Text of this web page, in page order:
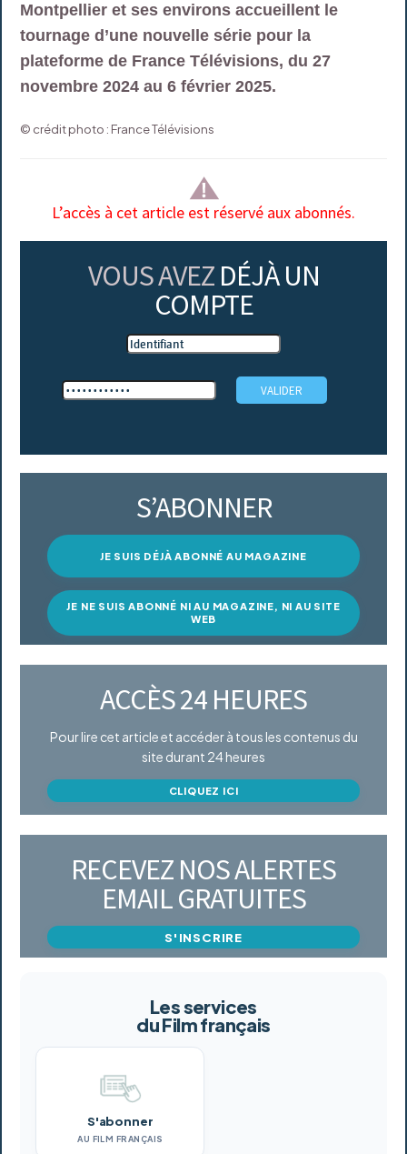
Montpellier et ses environs accueillent le
tournage d’une nouvelle série pour la
plateforme de France Télévisions, du 27
novembre 2024 au 6 février 2025.
© crédit photo : France Télévisions
L’accès à cet article est réservé aux abonnés.
VOUS AVEZ DÉJÀ UN
COMPTE
S’ABONNER
JE SUIS DÉJÀ ABONNÉ AU MAGAZINE
JE NE SUIS ABONNÉ NI AU MAGAZINE, NI AU SITE
WEB
ACCÈS 24 HEURES
Pour lire cet article et accéder à tous les contenus du
site durant 24 heures
CLIQUEZ ICI
RECEVEZ NOS ALERTES
EMAIL GRATUITES
S'INSCRIRE
Les services
du Film français
S'abonner
AU FILM FRANÇAIS